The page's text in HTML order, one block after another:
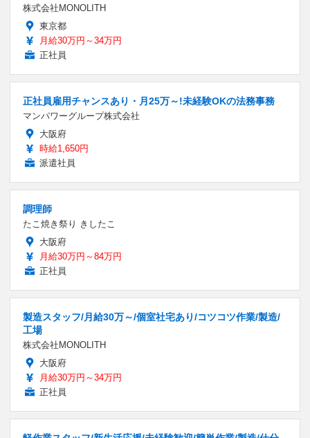
株式会社MONOLITH
東京都
月給30万円～34万円
正社員
正社員雇用チャンスあり・月25万～!未経験OKの法務事務
マンパワーグループ株式会社
大阪府
時給1,650円
派遣社員
調理師
たこ焼き祭り きしたこ
大阪府
月給30万円～84万円
正社員
製造スタッフ/月給30万～/個室社宅あり/コツコツ作業/製造/
工場
株式会社MONOLITH
大阪府
月給30万円～34万円
正社員